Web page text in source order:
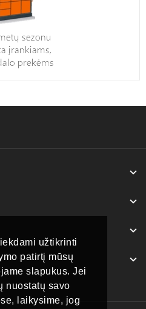
užtikrinti
patirtį mūsų
slapukus. Jei
nuostatų savo
laikysime, jog